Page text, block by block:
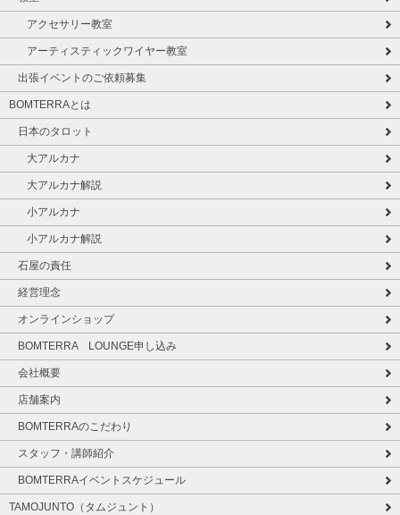
アクセサリー教室
アーティスティックワイヤー教室
出張イベントのご依頼募集
BOMTERRAとは
日本のタロット
大アルカナ
大アルカナ解説
小アルカナ
小アルカナ解説
石屋の責任
経営理念
オンラインショップ
BOMTERRA LOUNGE申し込み
会社概要
店舗案内
BOMTERRAのこだわり
スタッフ・講師紹介
BOMTERRAイベントスケジュール
TAMOJUNTO（タムジュント）